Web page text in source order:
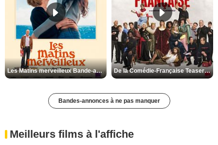
Les Matins merveilleux Bande-annonce VF De la Comédie-Française Teaser VF
Bandes-annonces à ne pas manquer
Meilleurs films à l'affiche